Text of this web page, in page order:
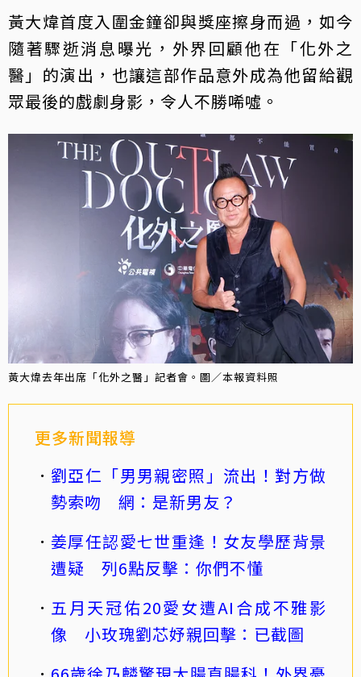
黃大煒首度入圍金鐘卻與獎座擦身而過，如今
隨著驟逝消息曝光，外界回顧他在「化外之
醫」的演出，也讓這部作品意外成為他留給觀
眾最後的戲劇身影，令人不勝唏噓。
黃大煒去年出席「化外之醫」記者會。圖／本報資料照
更多新聞報導
劉亞仁「男男親密照」流出！對方做
勢索吻 網：是新男友？
姜厚任認愛七世重逢！女友學歷背景
遭疑 列6點反擊：你們不懂
五月天冠佑20愛女遭AI合成不雅影
像 小玫瑰劉芯妤親回擊：已截圖